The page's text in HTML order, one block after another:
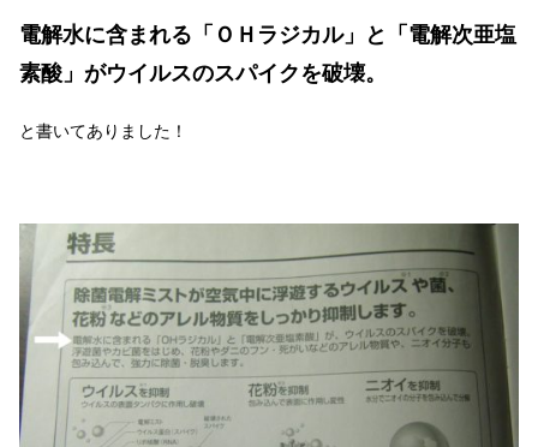
電解水に含まれる「ＯＨラジカル」と「電解次亜塩
素酸」がウイルスのスパイクを破壊。
と書いてありました！